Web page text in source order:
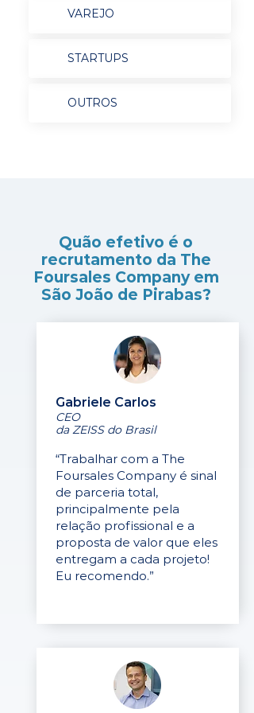
VAREJO
STARTUPS
OUTROS
Quão efetivo é o
recrutamento da The
Foursales Company em
São João de Pirabas?
Gabriele Carlos
CEO
da ZEISS do Brasil
“Trabalhar com a The
Foursales Company é sinal
de parceria total,
principalmente pela
relação profissional e a
proposta de valor que eles
entregam a cada projeto!
Eu recomendo.”